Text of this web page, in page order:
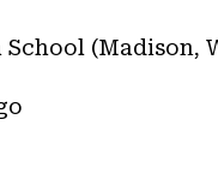
School (Madison,